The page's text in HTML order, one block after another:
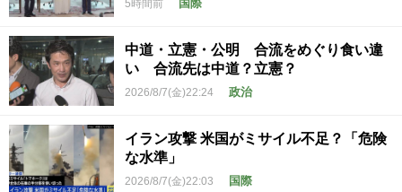
5時間前 国際
中道・立憲・公明 合流をめぐり食い違
い 合流先は中道？立憲？
2026/8/7(金)22:24 政治
イラン攻撃 米国がミサイル不足？「危険
な水準」
2026/8/7(金)22:03 国際